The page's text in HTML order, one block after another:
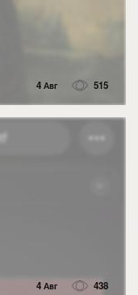
4 Авг 515
4 Авг 438